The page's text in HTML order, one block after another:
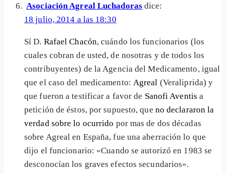
Asociación Agreal Luchadoras dice:
18 julio, 2014 a las 18:30
Sí D. Rafael Chacón, cuándo los funcionarios (los
cuales cobran de usted, de nosotras y de todos los
contribuyentes) de la Agencia del Medicamento, igual
que el caso del medicamento: Agreal (Veraliprida) y
que fueron a testificar a favor de Sanofi Aventis a
petición de éstos, por supuesto, que no declararon la
verdad sobre lo ocurrido por mas de dos décadas
sobre Agreal en España, fue una aberración lo que
dijo el funcionario: «Cuando se autorizó en 1983 se
desconocían los graves efectos secundarios».